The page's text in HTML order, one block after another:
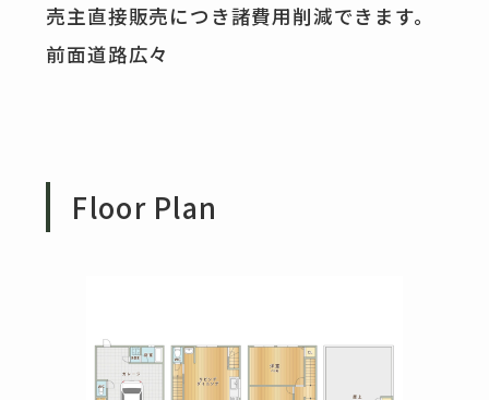
売主直接販売につき諸費用削減できます。
前面道路広々
Floor Plan